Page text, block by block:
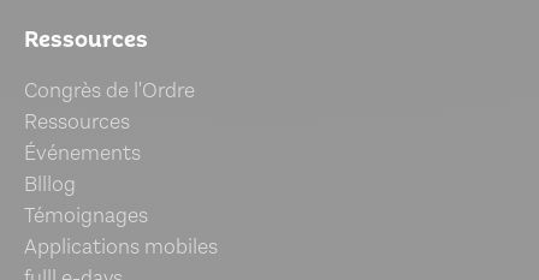
Ressources
Congrès de l'Ordre
Ressources
Événements
Blllog
Témoignages
Applications mobiles